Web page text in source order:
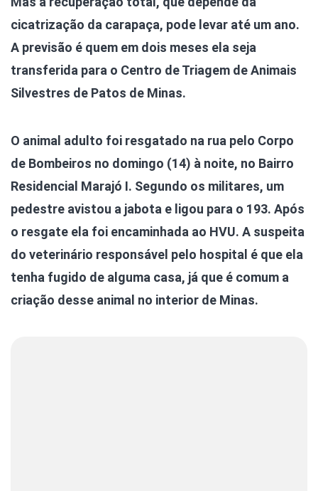
cicatrização da carapaça, pode levar até um ano.
A previsão é quem em dois meses ela seja
transferida para o Centro de Triagem de Animais
Silvestres de Patos de Minas.
O animal adulto foi resgatado na rua pelo Corpo
de Bombeiros no domingo (14) à noite, no Bairro
Residencial Marajó I. Segundo os militares, um
pedestre avistou a jabota e ligou para o 193. Após
o resgate ela foi encaminhada ao HVU. A suspeita
do veterinário responsável pelo hospital é que ela
tenha fugido de alguma casa, já que é comum a
criação desse animal no interior de Minas.